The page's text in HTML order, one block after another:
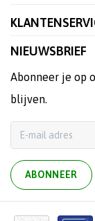
NIEUWSBRIEF
Abonneer je op
blijven.
ABONNEER